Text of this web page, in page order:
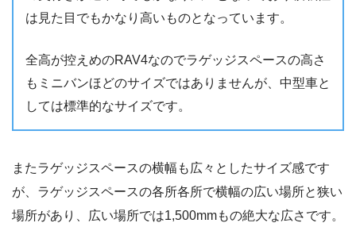
は見た目でもかなり高いものとなっています。
全高が控えめのRAV4なのでラゲッジスペースの高さ
もミニバンほどのサイズではありませんが、中型車と
しては標準的なサイズです。
またラゲッジスペースの横幅も広々としたサイズ感です
が、ラゲッジスペースの各所各所で横幅の広い場所と狭い
場所があり、広い場所では1,500mmもの絶大な広さです。